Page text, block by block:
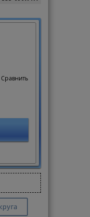
Сравнить